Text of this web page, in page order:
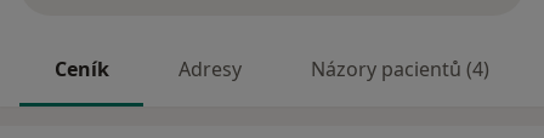
Ceník Adresy Názory pacientů (4)